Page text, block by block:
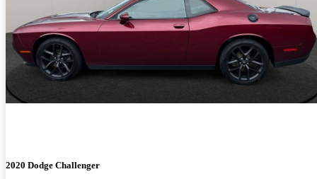
2020 Dodge Challenger